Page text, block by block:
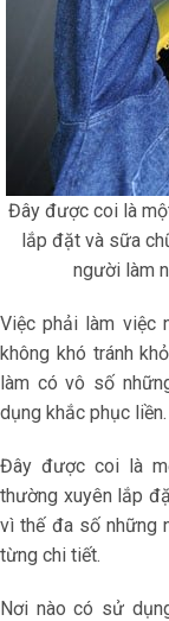
Đây được coi là
lắp đặt và sữa
người làm
Việc phải làm việc
không khó tránh
làm có vô số
dụng khắc phục liền.
Đây được coi là
thường xuyên lắp
vì thế đa số những
từng chi tiết.
Nơi nào có sử